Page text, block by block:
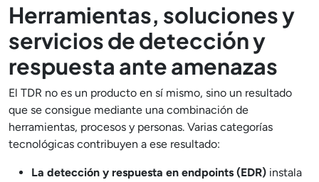
Herramientas, soluciones y
servicios de detección y
respuesta ante amenazas
El TDR no es un producto en sí mismo, sino un resultado
que se consigue mediante una combinación de
herramientas, procesos y personas. Varias categorías
tecnológicas contribuyen a ese resultado:
La detección y respuesta en endpoints (EDR) instala